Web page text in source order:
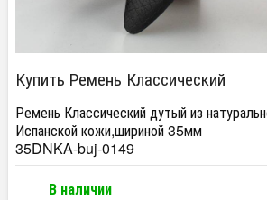
Купить Ремень Классический
Ремень Классический дутый из
Испанской кожи,шириной 35мм
35DNKA-buj-0149
В наличии